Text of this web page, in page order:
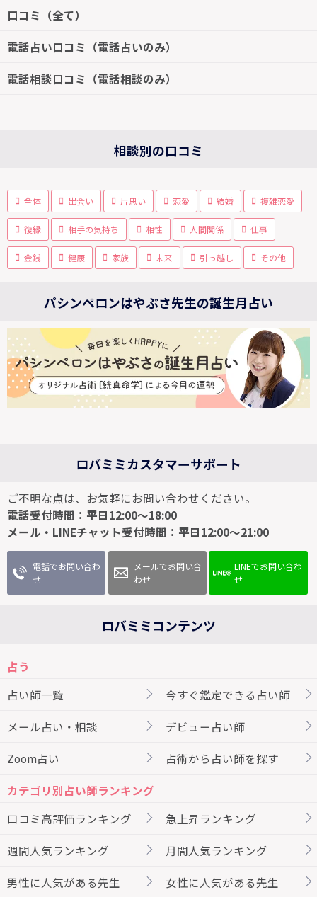
口コミ（全て）
電話占い口コミ（電話占いのみ）
電話相談口コミ（電話相談のみ）
相談別の口コミ
全体 出会い 片思い 恋愛 結婚 複雑恋愛
復縁 相手の気持ち 相性 人間関係 仕事
金銭 健康 家族 未来 引っ越し その他
パシンペロンはやぶさ先生の誕生月占い
ロバミミカスタマーサポート
ご不明な点は、お気軽にお問い合わせください。
電話受付時間：平日12:00～18:00
メール・LINEチャット受付時間：平日12:00～21:00
電話でお問い合わ
せ
メールでお問い合
わせ
LINEでお問い合わ
せ
ロバミミコンテンツ
占う
占い師一覧
今すぐ鑑定できる占い師
メール占い・相談 デビュー占い師
Zoom占い 占術から占い師を探す
カテゴリ別占い師ランキング
口コミ高評価ランキング
急上昇ランキング
週間人気ランキング 月間人気ランキング
男性に人気がある先生 女性に人気がある先生